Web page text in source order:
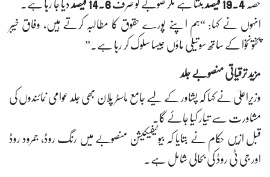
حصہ 19.4 فیصد بنتا ہے مگر صوبے کو صرف14.6 فیصد
دیا جا رہا ہے۔
انہوں نے کہا: “ہم اپنے پورے حقوق کا مطالبہ کرتے ہیں، وفاق خیبر
پختونخوا کے ساتھ سوتیلی ماؤں جیسا سلوک کر رہا ہے۔”
مزید ترقیاتی منصوبے جلد
وزیرِاعلیٰ نے کہا کہ پشاور کے لیے جامع ماسٹر پلان بھی جلد عوامی نمائندوں کی
مشاورت سے تیار کیا جائے گا۔
قبل ازیں حکام نے بتایا کہ بیوٹیفیکیشن منصوبے میں رنگ روڈ، جمرود روڈ
اور جی ٹی روڈ کی بحالی شامل ہے۔